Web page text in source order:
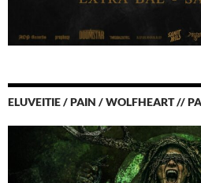
ELUVEITIE / PAIN / WOLFHEART //